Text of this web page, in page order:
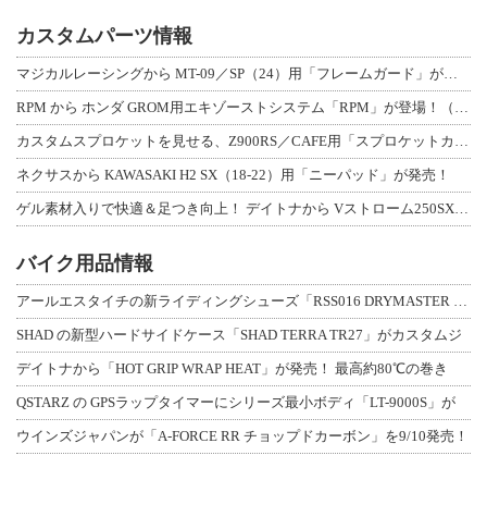
カスタムパーツ情報
マジカルレーシングから MT-09／SP（24）用「フレームガード」が登場！
RPM から ホンダ GROM用エキゾーストシステム「RPM」が登場！（動画あり
カスタムスプロケットを見せる、Z900RS／CAFE用「スプロケットカバーフルキ
ネクサスから KAWASAKI H2 SX（18-22）用「ニーパッド」が発売！
ゲル素材入りで快適＆足つき向上！ デイトナから Vストローム250SX用「快適ロ
バイク用品情報
アールエスタイチの新ライディングシューズ「RSS016 DRYMASTER スト
SHAD の新型ハードサイドケース「SHAD TERRA TR27」がカスタムジ
デイトナから「HOT GRIP WRAP HEAT」が発売！ 最高約80℃の巻き
QSTARZ の GPSラップタイマーにシリーズ最小ボディ「LT-9000S」が
ウインズジャパンが「A-FORCE RR チョップドカーボン」を9/10発売！